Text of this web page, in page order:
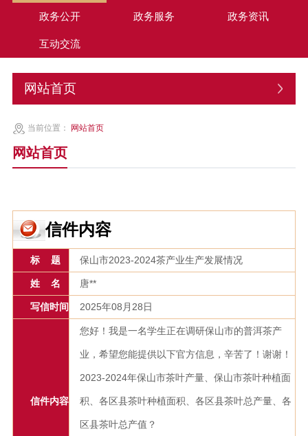
政务公开 政务服务 政务资讯
互动交流
网站首页
当前位置： 网站首页
网站首页
信件内容
标 题 保山市2023-2024茶产业生产发展情况
姓 名 唐**
写信时间 2025年08月28日
信件内容
您好！我是一名学生正在调研保山市的普洱茶产
业，希望您能提供以下官方信息，辛苦了！谢谢！
2023-2024年保山市茶叶产量、保山市茶叶种植面
积、各区县茶叶种植面积、各区县茶叶总产量、各
区县茶叶总产值？